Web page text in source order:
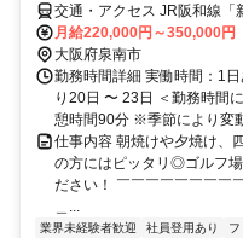
交通・アクセス JR阪和線「
月給220,000円～350,000円
大阪府泉南市
勤務時間詳細 実働時間：1
り20日 〜 23日 ＜勤務時間
憩時間90分 ※季節により変
仕事内容 朝焼けや夕焼け、
の方にはピッタリ◎ゴルフ
ださい！ ￣￣￣￣￣￣￣￣
業界未経験者歓迎 社員登用あり